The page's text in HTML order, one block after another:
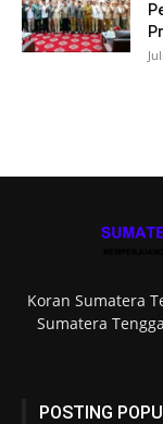
Koran Sumatera
Sumatera
POSTING